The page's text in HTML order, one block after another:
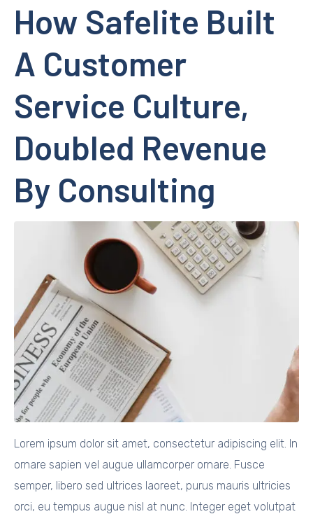
How Safelite Built
A Customer
Service Culture,
Doubled Revenue
By Consulting
Lorem ipsum dolor sit amet, consectetur adipiscing elit. In
ornare sapien vel augue ullamcorper ornare. Fusce
semper, libero sed ultrices laoreet, purus mauris ultricies
orci, eu tempus augue nisl at nunc. Integer eget volutpat